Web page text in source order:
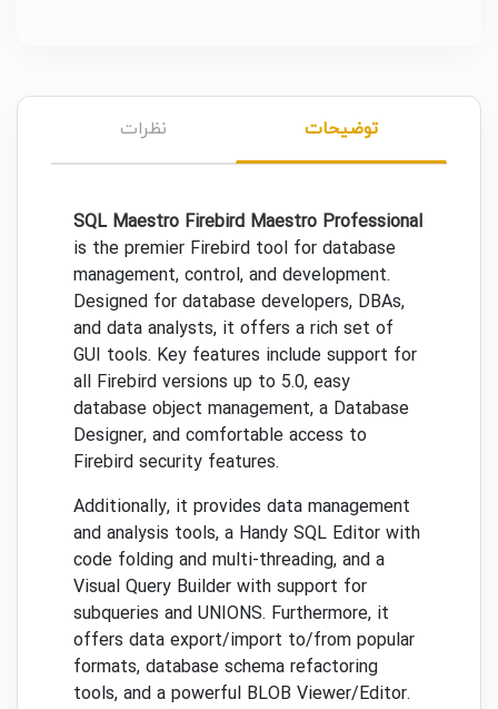
توضیحات نظرات
SQL Maestro Firebird Maestro Professional
is the premier Firebird tool for database
management, control, and development.
Designed for database developers, DBAs,
and data analysts, it offers a rich set of
GUI tools. Key features include support for
all Firebird versions up to 5.0, easy
database object management, a Database
Designer, and comfortable access to
Firebird security features.
Additionally, it provides data management
and analysis tools, a Handy SQL Editor with
code folding and multi-threading, and a
Visual Query Builder with support for
subqueries and UNIONS. Furthermore, it
offers data export/import to/from popular
formats, database schema refactoring
tools, and a powerful BLOB Viewer/Editor.